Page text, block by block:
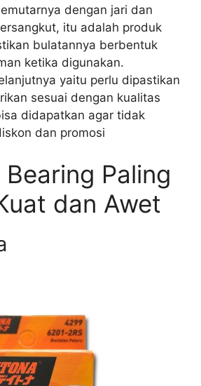
dengan jari dan
itu adalah produk
bulatannya berbentuk
ketika digunakan.
yaitu perlu dipastikan
sesuai dengan kualitas
didapatkan agar tidak
dan promosi
Paling
dan Awet